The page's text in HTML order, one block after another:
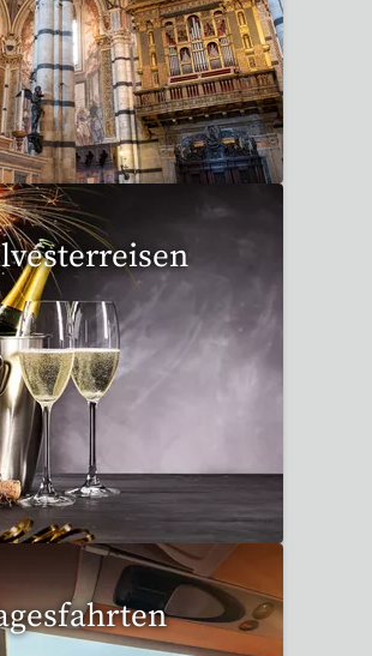
Reisen gefunden
Reisen gefunden